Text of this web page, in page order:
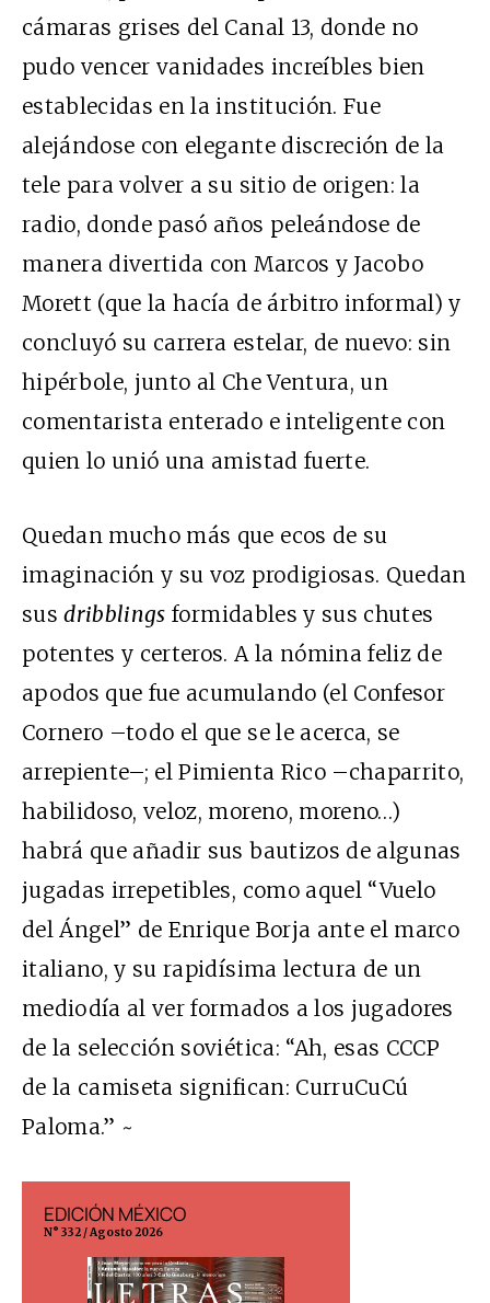
cámaras grises del Canal 13, donde no
pudo vencer vanidades increíbles bien
establecidas en la institución. Fue
alejándose con elegante discreción de la
tele para volver a su sitio de origen: la
radio, donde pasó años peleándose de
manera divertida con Marcos y Jacobo
Morett (que la hacía de árbitro informal) y
concluyó su carrera estelar, de nuevo: sin
hipérbole, junto al Che Ventura, un
comentarista enterado e inteligente con
quien lo unió una amistad fuerte.
Quedan mucho más que ecos de su
imaginación y su voz prodigiosas. Quedan
susdribblings formidables y sus chutes
potentes y certeros. A la nómina feliz de
apodos que fue acumulando (el Confesor
Cornero –todo el que se le acerca, se
arrepiente–; el Pimienta Rico –chaparrito,
habilidoso, veloz, moreno, moreno…)
habrá que añadir sus bautizos de algunas
jugadas irrepetibles, como aquel “Vuelo
del Ángel” de Enrique Borja ante el marco
italiano, y su rapidísima lectura de un
mediodía al ver formados a los jugadores
de la selección soviética: “Ah, esas CCCP
de la camiseta significan: CurruCuCú
Paloma.” ~
EDICIÓN ESPAÑA
N° 299 / Agosto 2026